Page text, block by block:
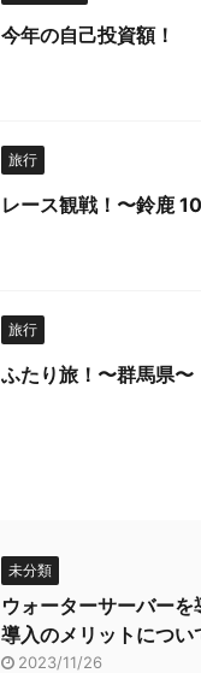
今年の自己投資額！
旅行
レース観戦！〜鈴鹿
旅行
ふたり旅！〜群馬県〜
未分類
ウォーターサーバー
導入のメリットについ
2023/11/26